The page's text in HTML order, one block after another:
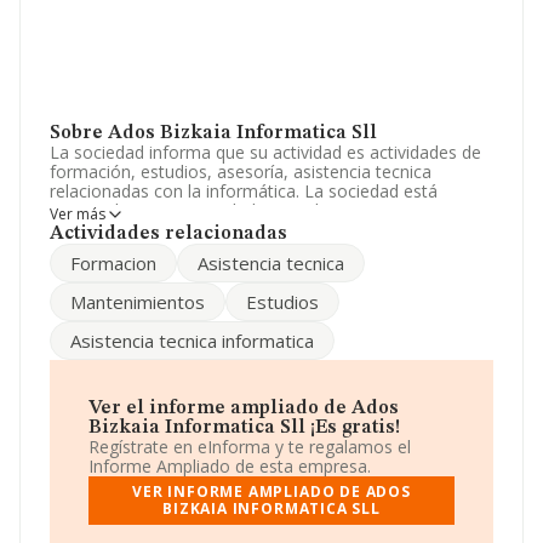
Sobre Ados Bizkaia Informatica Sll
La sociedad informa que su actividad es actividades de
formación, estudios, asesoría, asistencia tecnica
relacionadas con la informática. La sociedad está
registrada como Sociedad Limitada. Tiene CNAE: 6290 -
'%cnae%'. La empresa no tiene actividad en mercados
facilita el número de teléfono 946038743 y para saber
www.ados.biz .
B95225207, se encuentra en Calle Cuesta núm. 22 3 Dr,
(48800), Balmaseda, provincia de Vizcaya, País Vasco.
Con los datos a disposición de INFORMA sobre 18.154
empresas pertenecientes al sector, a nivel nacional la
facturación asciende a 23.371 millones de euros y en
2010 la media de facturación de ventas entre todas las
Ver más
Actividades relacionadas
Formacion
Asistencia tecnica
Mantenimientos
Estudios
Asistencia tecnica informatica
Ver el informe ampliado de Ados
Bizkaia Informatica Sll ¡Es gratis!
Regístrate en eInforma y te regalamos el
Informe Ampliado de esta empresa.
VER INFORME AMPLIADO DE ADOS
BIZKAIA INFORMATICA SLL